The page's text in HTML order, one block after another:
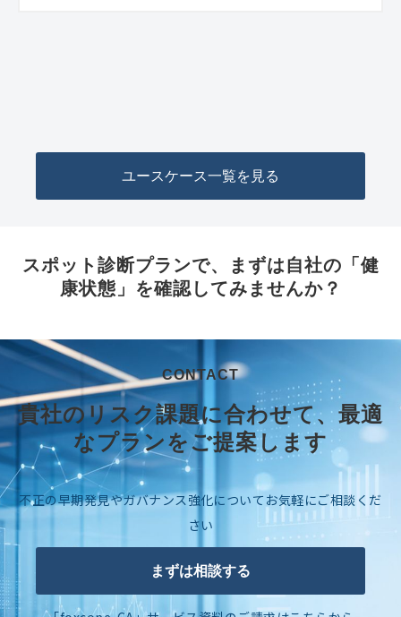
ユースケース一覧を見る
スポット診断プランで、まずは自社の「健
康状態」を確認してみませんか？
CONTACT
貴社のリスク課題に合わせて、最適
なプランをご提案します
不正の早期発見やガバナンス強化についてお気軽にご相談くだ
さい
まずは相談する